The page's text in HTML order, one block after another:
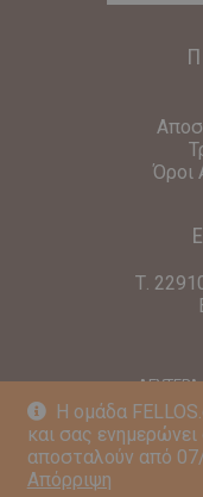
Η ομάδα
και σας
αποσταλούν από
Απόρριψη
Όροι
Τ.
ΔΕΥΤΕΡΑ